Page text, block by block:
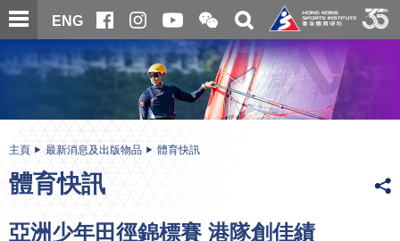
跳
至
內
ENG
開
合
微
信
二
維
碼
關
搜
尋
内
主頁 最新消息及出版物品 體育快訊
體育快訊
亞洲少年田徑錦標賽 港隊創佳績